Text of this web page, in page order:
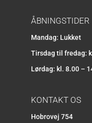
ÅBNINGSTIDER
Mandag: Lukket
Tirsdag til fredag:
Lørdag: kl. 8.00 –
KONTAKT OS
Hobrovej 754